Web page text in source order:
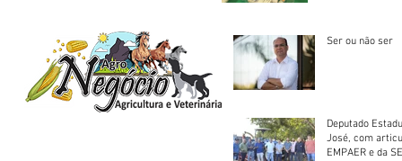
Ser ou não ser
Deputado
José, com
EMPAER e da